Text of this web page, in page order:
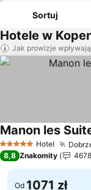
Sortuj
Hotele w
Jak prowizje
5 KategoriaHotel
Manon les
8,8 Znakomity 4678
Od 1071 zł